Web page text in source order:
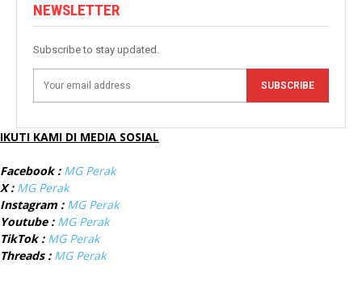
NEWSLETTER
Subscribe to stay updated.
SUBSCRIBE
IKUTI KAMI DI MEDIA SOSIAL
Facebook : MG Perak
X : MG Perak
Instagram : MG Perak
Youtube : MG Perak
TikTok : MG Perak
Threads : MG Perak